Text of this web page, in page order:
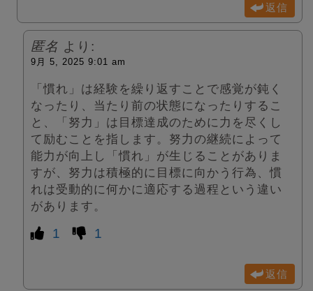
返信
匿名 より:
9月 5, 2025 9:01 am
「慣れ」は経験を繰り返すことで感覚が鈍く
なったり、当たり前の状態になったりするこ
と、「努力」は目標達成のために力を尽くし
て励むことを指します。努力の継続によって
能力が向上し「慣れ」が生じることがありま
すが、努力は積極的に目標に向かう行為、慣
れは受動的に何かに適応する過程という違い
があります。
1 1
返信